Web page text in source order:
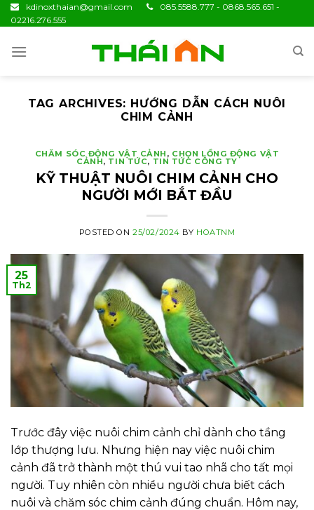
Skip
to
kdinoxthaian@gmail.com
085.5588.777 - 0868.565.651 -
02216.276.555
TAG ARCHIVES: HƯỚNG DẪN CÁCH NUÔI
CHIM CẢNH
CHĂM SÓC ĐỘNG VẬT CẢNH , CHỌN LỒNG ĐỘNG VẬT
CẢNH, TIN TỨC, TIN TỨC CÔNG TY
KỸ THUẬT NUÔI CHIM CẢNH CHO
NGƯỜI MỚI BẮT ĐẦU
POSTED ON25/02/2024 BY HOATNM
25
Th2
Trước đây việc nuôi chim cảnh chỉ dành cho tầng
lớp thượng lưu. Nhưng hiện nay việc nuôi chim
cảnh đã trở thành một thú vui tao nhã cho tất mọi
người. Tuy nhiên còn nhiều người chưa biết cách
nuôi và chăm sóc chim cảnh đúng chuẩn. Hôm nay,